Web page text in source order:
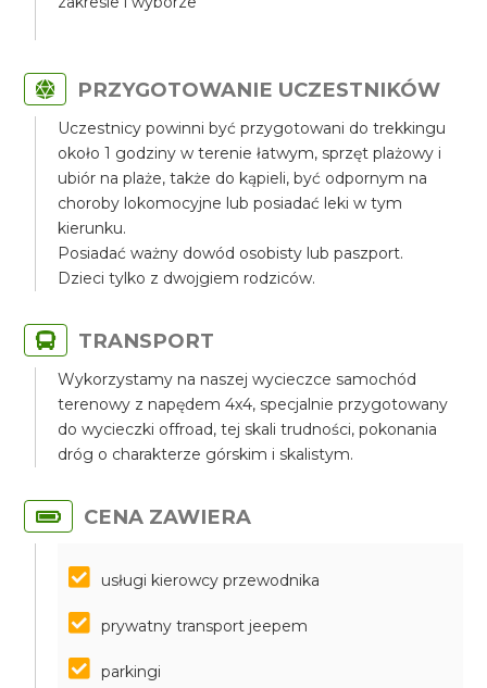
PRZYGOTOWANIE UCZESTNIKÓW
Uczestnicy powinni być przygotowani do trekkingu
około 1 godziny w terenie łatwym, sprzęt plażowy i
ubiór na plaże, także do kąpieli, być odpornym na
choroby lokomocyjne lub posiadać leki w tym
kierunku.
Posiadać ważny dowód osobisty lub paszport.
Dzieci tylko z dwojgiem rodziców.
TRANSPORT
Wykorzystamy na naszej wycieczce samochód
terenowy z napędem 4x4, specjalnie przygotowany
do wycieczki offroad, tej skali trudności, pokonania
dróg o charakterze górskim i skalistym.
CENA ZAWIERA
usługi kierowcy przewodnika
prywatny transport jeepem
parkingi